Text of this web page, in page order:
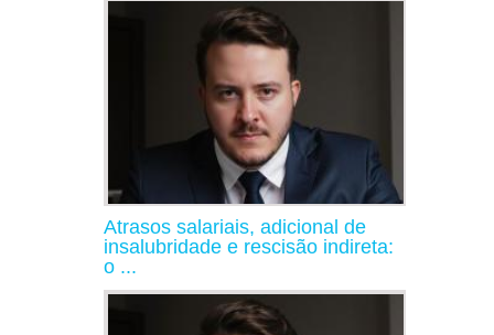
Atrasos salariais, adicional de
insalubridade e rescisão indireta:
o ...